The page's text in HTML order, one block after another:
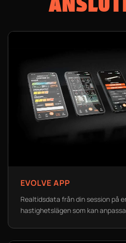
EVOLVE APP
Realtidsdata från din session på
hastighetslägen som kan